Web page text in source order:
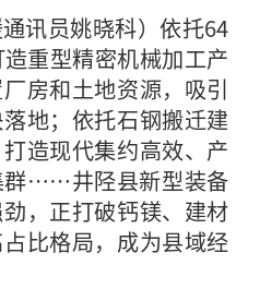
讯员姚晓科）依托64
重型精密机械加工产
房和土地资源，吸引
地；依托石钢搬迁建
造现代集约高效、产
群……井陉县新型装备
，正打破钙镁、建材
比格局，成为县域经